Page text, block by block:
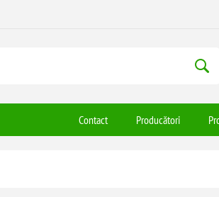
Contact Producători